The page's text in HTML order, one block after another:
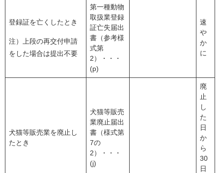
登録証を亡くしたとき
注）上段の再交付申請
をした場合は提出不要
第一種動物
取扱業登録
証亡失届出
書（参考様
式第
2）・・・
(p)
速
や
か
に
犬猫等販売業を廃止し
たとき
犬猫等販売
業廃止届出
書（様式第
7の
2）・・・
(j)
廃
止
し
た
日
か
ら
30
日